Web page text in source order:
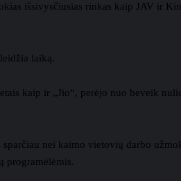
išsivysčiusias rinkas kaip JAV ir
laiką.
kaip ir „Jio“, perėjo nuo beveik
nei kaimo vietovių darbo
programėlėmis.